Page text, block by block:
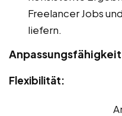
Freelancer Jobs
liefern.
Flexibilität: